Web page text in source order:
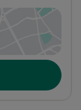
açılır